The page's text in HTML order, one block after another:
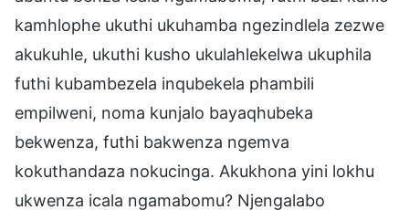
kamhlophe ukuthi ukuhamba ngezindlela zezwe
akukuhle, ukuthi kusho ukulahlekelwa ukuphila
futhi kubambezela inqubekela phambili
empilweni, noma kunjalo bayaqhubeka
bekwenza, futhi bakwenza ngemva
kokuthandaza nokucinga. Akukhona yini lokhu
ukwenza icala ngamabomu? Njengalabo